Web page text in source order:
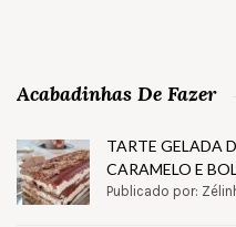
Acabadinhas De Fazer
TARTE GELADA
CARAMELO E
Publicado por: